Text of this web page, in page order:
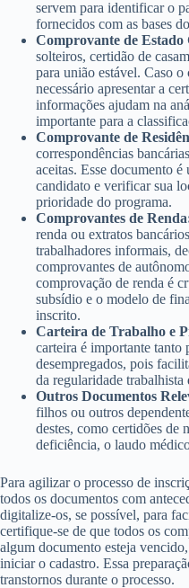
servem para identificar o
fornecidos com as bases
Comprovante de Estado
solteiros, certidão de
para união estável. Caso
necessário apresentar a
informações ajudam na
importante para a
Comprovante de
correspondências
aceitas. Esse documento
candidato e verificar sua
prioridade do programa.
Comprovantes de
renda ou extratos
trabalhadores informais,
comprovantes de
comprovação de renda é
subsídio e o modelo de
inscrito.
Carteira de Trabalho e
carteira é importante tanto
desempregados, pois
da regularidade trabalhista
Outros Documentos
filhos ou outros
destes, como certidões de
deficiência, o laudo
Para agilizar o processo de
todos os documentos com
digitalize-os, se possível, para
certifique-se de que todos os
algum documento esteja
iniciar o cadastro. Essa
transtornos durante o processo.